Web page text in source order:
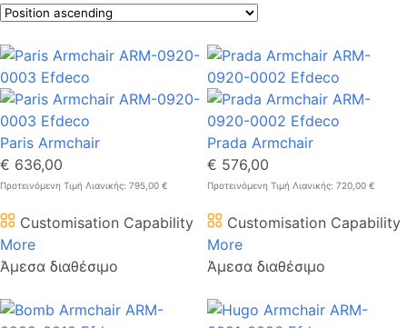
Paris Armchair
€ 636,00
Προτεινόμενη Τιμή Λιανικής: 795,00 €
Customisation Capability
More
Άμεσα διαθέσιμο
Prada Armchair
€ 576,00
Προτεινόμενη Τιμή Λιανικής: 720,00 €
Customisation Capability
More
Άμεσα διαθέσιμο